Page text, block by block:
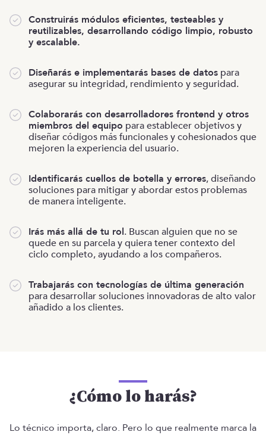
Construirás módulos eficientes, testeables y
reutilizables, desarrollando código limpio, robusto
y escalable.
Diseñarás e implementarás bases de datos para
asegurar su integridad, rendimiento y seguridad.
Colaborarás con desarrolladores frontend y otros
miembros del equipo para establecer objetivos y
diseñar códigos más funcionales y cohesionados que
mejoren la experiencia del usuario.
Identificarás cuellos de botella y errores, diseñando
soluciones para mitigar y abordar estos problemas
de manera inteligente.
Irás más allá de tu rol. Buscan alguien que no se
quede en su parcela y quiera tener contexto del
ciclo completo, ayudando a los compañeros.
Trabajarás con tecnologías de última generación
para desarrollar soluciones innovadoras de alto valor
añadido a los clientes.
¿Cómo lo harás?
Lo técnico importa, claro. Pero lo que realmente marca la